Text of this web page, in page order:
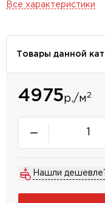
Все характеристики
Товары данной
4975р./м2
Нашли